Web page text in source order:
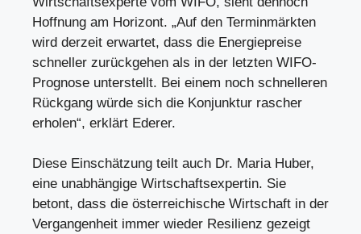
Hoffnung am Horizont. „Auf den Terminmärkten
wird derzeit erwartet, dass die Energiepreise
schneller zurückgehen als in der letzten WIFO-
Prognose unterstellt. Bei einem noch schnelleren
Rückgang würde sich die Konjunktur rascher
erholen“, erklärt Ederer.
Diese Einschätzung teilt auch Dr. Maria Huber,
eine unabhängige Wirtschaftsexpertin. Sie
betont, dass die österreichische Wirtschaft in der
Vergangenheit immer wieder Resilienz gezeigt